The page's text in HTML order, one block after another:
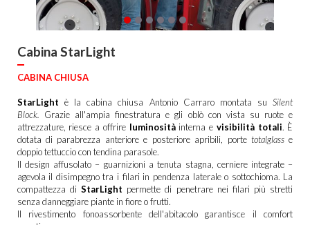
Cabina StarLight
CABINA CHIUSA
StarLight è la cabina chiusa Antonio Carraro montata suSilent
Block. Grazie all'ampia finestratura e gli oblò con vista su ruote e
attrezzature, riesce a offrire luminositàinterna e visibilità totali. È
dotata di parabrezza anteriore e posteriore apribili, porte totalglasse
doppio tettuccio con tendina parasole.
Il design affusolato – guarnizioni a tenuta stagna, cerniere integrate –
agevola il disimpegno tra i filari in pendenza laterale o sottochioma. La
compattezza diStarLight permette di penetrare nei filari più stretti
senza danneggiare piante in fiore o frutti.
Il rivestimento fonoassorbente dell'abitacolo garantisce il comfort